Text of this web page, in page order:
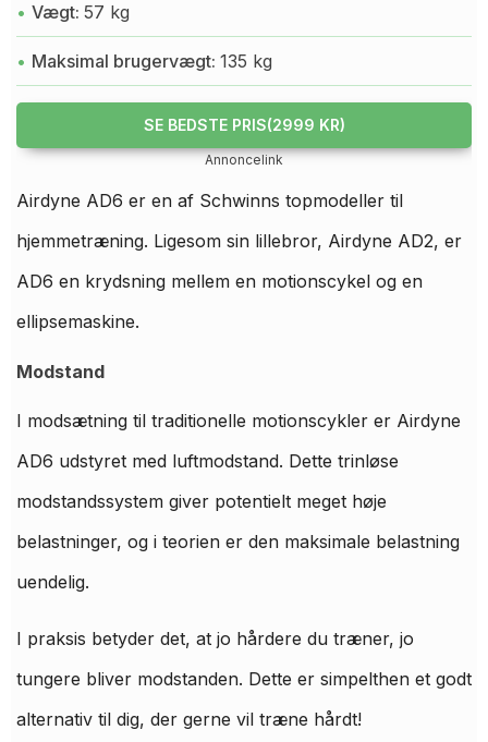
Vægt: 57 kg
Maksimal brugervægt: 135 kg
SE BEDSTE PRIS(2999 KR)
Annoncelink
Airdyne AD6 er en af Schwinns topmodeller til
hjemmetræning. Ligesom sin lillebror, Airdyne AD2, er
AD6 en krydsning mellem en motionscykel og en
ellipsemaskine.
Modstand
I modsætning til traditionelle motionscykler er Airdyne
AD6 udstyret med luftmodstand. Dette trinløse
modstandssystem giver potentielt meget høje
belastninger, og i teorien er den maksimale belastning
uendelig.
I praksis betyder det, at jo hårdere du træner, jo
tungere bliver modstanden. Dette er simpelthen et godt
alternativ til dig, der gerne vil træne hårdt!